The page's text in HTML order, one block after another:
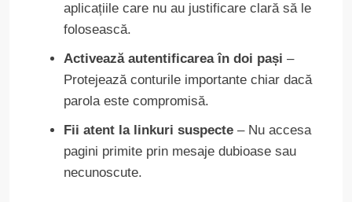
aplicațiile care nu au justificare clară să le
folosească.
Activează autentificarea în doi pași –
Protejează conturile importante chiar dacă
parola este compromisă.
Fii atent la linkuri suspecte– Nu accesa
pagini primite prin mesaje dubioase sau
necunoscute.